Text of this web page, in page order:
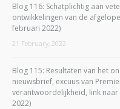
Blog 116: Schatplichtig aan
ontwikkelingen van de
februari 2022)
21 February, 2022
Blog 115: Resultaten van het
nieuwsbrief, excuus van
verantwoordelijkheid, link
2022)